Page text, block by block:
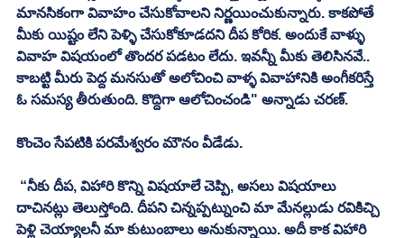
మానసికంగా వివాహం చేసుకోవాలని నిర్ణయించుకున్నారు. కాకపోతే
మీకు యిష్టం లేని పెళ్ళి చేసుకోకూడదని దీప కోరిక. అందుకే వాళ్ళు
వివాహ విషయంలో తొందర పడటం లేదు. ఇవన్నీ మీకు తెలిసినవే..
కాబట్టి మీరు పెద్ద మనసుతో అలోచించి వాళ్ళ వివాహానికి అంగీకరిస్తే
ఓ సమస్య తీరుతుంది. కొద్దిగా ఆలోచించండి" అన్నాడు చరణ్.
కొంచెం సేపటికి పరమేశ్వరం మౌనం వీడేడు.
దాచినట్లు తెలుస్తోంది. దీపని చిన్నప్పట్నుంచి మా మేనల్లుడు రవికిచ్చి
పెళ్లి చెయ్యాలనీ మా కుటుంబాలు అనుకున్నాయి. అదీ కాక విహారి